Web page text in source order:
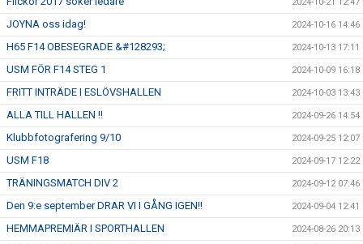
JOYNA oss idag! 2024-10-16 14:46
H65 F14 OBESEGRADE &#128293; 2024-10-13 17:11
USM FÖR F14 STEG 1 2024-10-09 16:18
FRITT INTRÄDE I ESLÖVSHALLEN 2024-10-03 13:43
ALLA TILL HALLEN !! 2024-09-26 14:54
Klubbfotografering 9/10 2024-09-25 12:07
USM F18 2024-09-17 12:22
TRÄNINGSMATCH DIV 2 2024-09-12 07:46
Den 9:e september DRAR VI I GÅNG IGEN!! 2024-09-04 12:41
HEMMAPREMIÄR I SPORTHALLEN 2024-08-26 20:13